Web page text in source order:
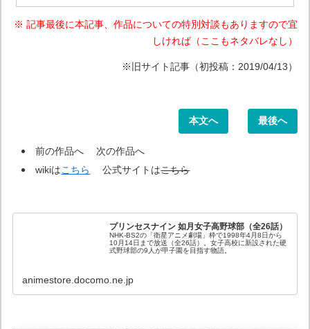
※ 記事最後に本記事、作品についての特別対談もありますので宜
しければ（ここもネタバレなし）
※旧サイト記事（初投稿：2019/04/13）
本文へ 最後へ
前の作品へ 次の作品へ
wikiはこちら 公式サイトはこちら
プリンセスナイン 如月女子高野球部（全26話）
NHK-BS2の「衛星アニメ劇場」枠で1998年4月8日から
10月14日まで放送（全26話）。女子高校に新設された硬
式野球部の9人が甲子園を目指す物語。
animestore.docomo.ne.jp